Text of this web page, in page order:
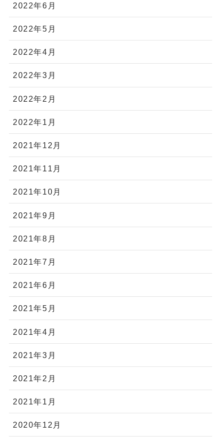
2022年6月
2022年5月
2022年4月
2022年3月
2022年2月
2022年1月
2021年12月
2021年11月
2021年10月
2021年9月
2021年8月
2021年7月
2021年6月
2021年5月
2021年4月
2021年3月
2021年2月
2021年1月
2020年12月